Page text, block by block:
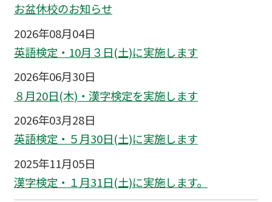
お盆休校のお知らせ
2026年08月04日
英語検定・10月３日(土)に実施します
2026年06月30日
８月20日(木)・漢字検定を実施します
2026年03月28日
英語検定・５月30日(土)に実施します
2025年11月05日
漢字検定・１月31日(土)に実施します。